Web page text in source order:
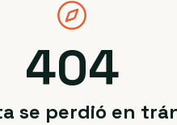
404
se perdió en